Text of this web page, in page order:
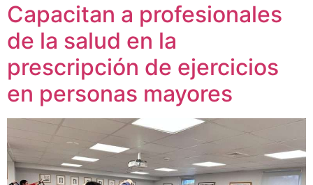
Capacitan a profesionales
de la salud en la
prescripción de ejercicios
en personas mayores